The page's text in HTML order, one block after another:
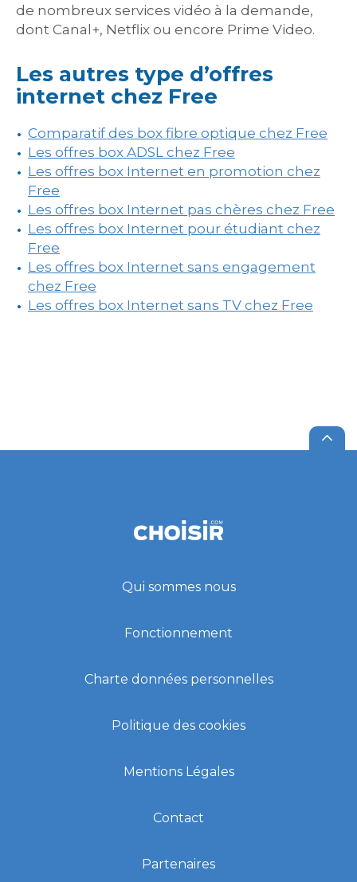
de nombreux services vidéo à la demande,
dont Canal+, Netflix ou encore Prime Video.
Les autres type d’offres
internet chez Free
Comparatif des box fibre optique chez Free
Les offres box ADSL chez Free
Les offres box Internet en promotion chez
Free
Les offres box Internet pas chères chez Free
Les offres box Internet pour étudiant chez
Free
Les offres box Internet sans engagement
chez Free
Les offres box Internet sans TV chez Free
Qui sommes nous
Fonctionnement
Charte données personnelles
Politique des cookies
Mentions Légales
Contact
Partenaires